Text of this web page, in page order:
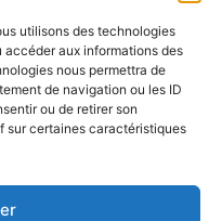
utilisons des technologies
aux informations des
nous permettra de
de navigation ou les ID
ou de retirer son
sur certaines caractéristiques